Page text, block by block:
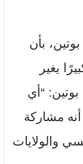
بأن
يغير
“أي
مشاركة
والولايات